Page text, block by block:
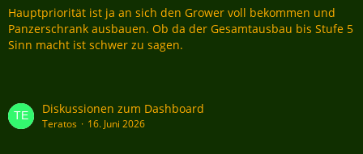
Hauptpriorität ist ja an sich den Grower voll bekommen und
Panzerschrank ausbauen. Ob da der Gesamtausbau bis Stufe 5
Sinn macht ist schwer zu sagen.
Diskussionen zum Dashboard
Teratos 16. Juni 2026